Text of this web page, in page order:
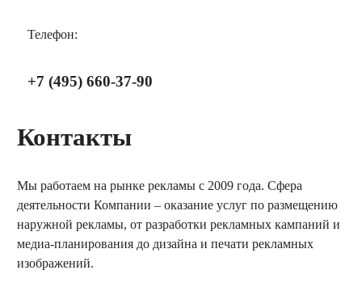
Телефон:
+7 (495) 660-37-90
Контакты
Мы работаем на рынке рекламы с 2009 года. Сфера
деятельности Компании – оказание услуг по размещению
наружной рекламы, от разработки рекламных кампаний и
медиа-планирования до дизайна и печати рекламных
изображений.